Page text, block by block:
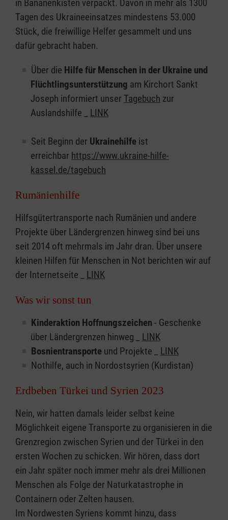
in Bananenkisten verpackt. Davon in mehr als 1300
Tagen des Ukraineeinsatzes mindestens 53.000
Stück, die freiwillige Helfer gesammelt und uns
dafür gebracht haben.
Über die Hilfe für Menschen in der Ukraine und
Flüchtlingsunterstützung am Kirchort Sankt
Joseph informiert unser Tagebuch zur
Auslandshilfe _ LINK
Seit Beginn der Ukrainehilfe ist
erreichbar https://www.ukraine-hilfe-
kassel.de/tagebuch
Rumänienhilfe
Hilfsgütertransporte nach Rumänien und andere
Projekte über Ländergrenzen hinweg sind bei uns
seit 2014 oft mehrmals im Jahr dran. Über unsere
kleinen Hilfen für Menschen in Not berichten wir auf
der Internetseite _ LINK
Was wir sonst tun
Kinderaktion Hoffnungszeichen- Geschenke
über Ländergrenzen hinweg _ LINK
Bosnientransporte und Projekte _ LINK
Nothilfe, auch in Nordostsyrien (Kurdistan)
Erdbeben Türkei und Syrien 2023
Nein, wir hatten damals leider selbst keine
Möglichkeit eigene Transporte zu organisieren in die
Grenzregion zwischen Syrien und der Türkei in den
ersten Wochen zu schicken. Wir hören, dass dort
ein Jahr später noch immer mehr als drei Millionen
Menschen als Folge der Naturkatastrophe in
Containern oder Zelten hausen.
Im Nordwesten Syriens kommt hinzu, dass